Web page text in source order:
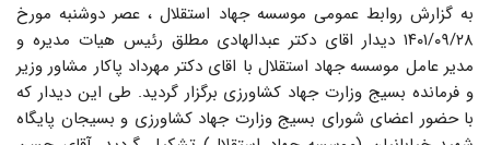
به گزارش روابط عمومی موسسه جهاد استقلال ، عصر دوشنبه مورخ
۱۴۰۱/۰۹/۲۸ دیدار اقای دکتر عبدالهادی مطلق رئیس هیات مدیره و
مدیر عامل موسسه جهاد استقلال با اقای دکتر مهرداد پاکار مشاور وزیر
و فرمانده بسیج وزارت جهاد کشاورزی برگزار گردید. طی این دیدار که
با حضور اعضای شورای بسیج وزارت جهاد کشاورزی و بسیجان پایگاه